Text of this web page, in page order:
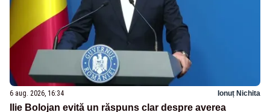
6 aug. 2026, 16:34 Ionuț Nichita
Ilie Bolojan evită un răspuns clar despre averea